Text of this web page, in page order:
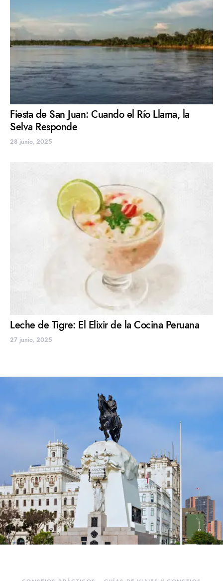
Fiesta de San Juan: Cuando el Río Llama, la
Selva Responde
28 junio, 2025
Leche de Tigre: El Elixir de la Cocina Peruana
27 junio, 2025